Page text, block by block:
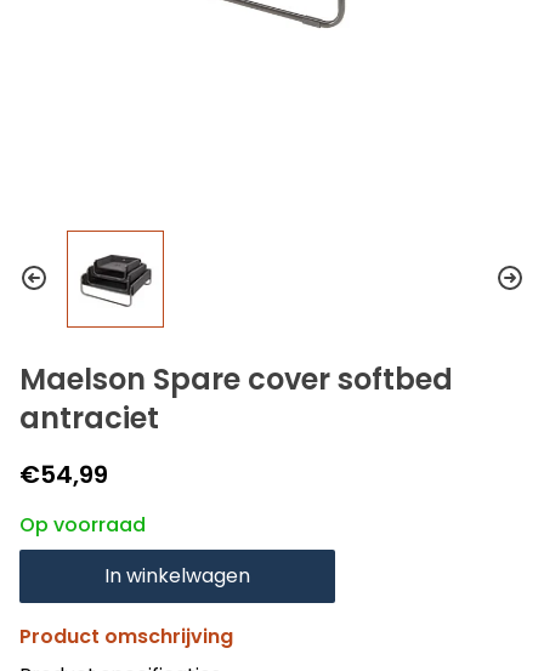
Maelson Spare cover softbed
antraciet
€54,99
Op voorraad
In winkelwagen
Product omschrijving